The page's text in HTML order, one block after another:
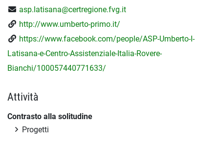
asp.latisana@certregione.fvg.it
http://www.umberto-primo.it/
https://www.facebook.com/people/ASP-Umberto-I-
Latisana-e-Centro-Assistenziale-Italia-Rovere-
Bianchi/100057440771633/
Attività
Contrasto alla solitudine
Progetti